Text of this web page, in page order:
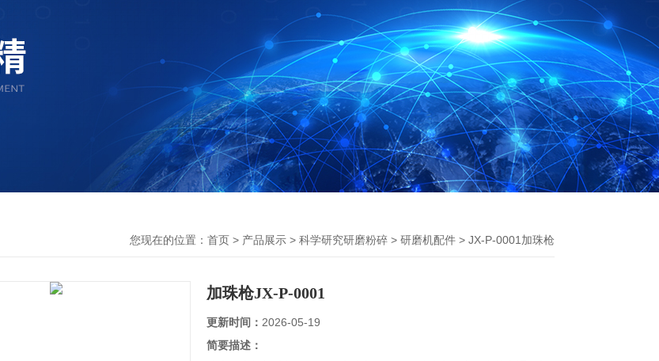
您现在的位置： 首页 > 产品展示 > 科学研究研磨粉碎 > 研磨机配件 > JX-P-0001加珠枪
加珠枪JX-P-0001
更新时间： 2026-05-19
简要描述：